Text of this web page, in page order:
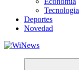
Tecnologia
Deportes
Novedad